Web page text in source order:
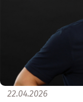
22.04.2026